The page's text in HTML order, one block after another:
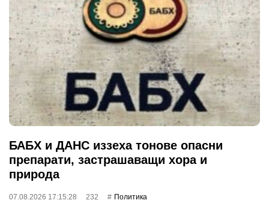
БАБХ и ДАНС иззеха тонове опасни
препарати, застрашаващи хора и
природа
07.08.2026 17:15:28 232 Политика